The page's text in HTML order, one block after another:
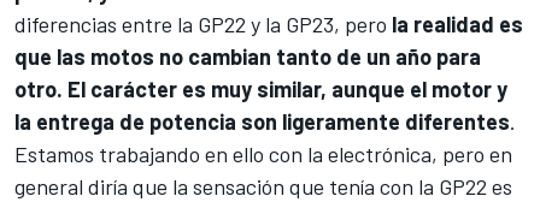
diferencias entre la GP22 y la GP23, pero la realidad es
que las motos no cambian tanto de un año para
otro. El carácter es muy similar, aunque el motor y
la entrega de potencia son ligeramente diferentes.
Estamos trabajando en ello con la electrónica, pero en
general diría que la sensación que tenía con la GP22 es